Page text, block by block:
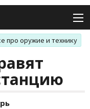
про оружие и технику